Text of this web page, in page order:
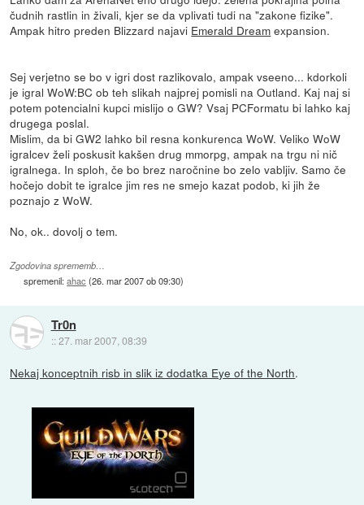
čudnih rastlin in živali, kjer se da vplivati tudi na "zakone fizike".
Ampak hitro preden Blizzard najavi Emerald Dream expansion.
Sej verjetno se bo v igri dost razlikovalo, ampak vseeno... kdorkoli
je igral WoW:BC ob teh slikah najprej pomisli na Outland. Kaj naj si
potem potencialni kupci mislijo o GW? Vsaj PCFormatu bi lahko kaj
drugega poslal.
Mislim, da bi GW2 lahko bil resna konkurenca WoW. Veliko WoW
igralcev želi poskusit kakšen drug mmorpg, ampak na trgu ni nič
igralnega. In sploh, če bo brez naročnine bo zelo vabljiv. Samo če
hočejo dobit te igralce jim res ne smejo kazat podob, ki jih že
poznajo z WoW.
No, ok.. dovolj o tem.
Zgodovina sprememb…
spremenil:ahac (26. mar 2007 ob 09:30)
Tr0n
::27. mar 2007, 08:39
Nekaj konceptnih risb in slik iz dodatka Eye of the North.